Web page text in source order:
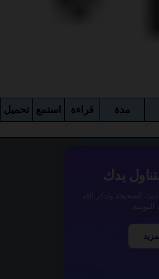
مدة قراءة استمع تحميل
يدك
الصحيحة واذكر الله